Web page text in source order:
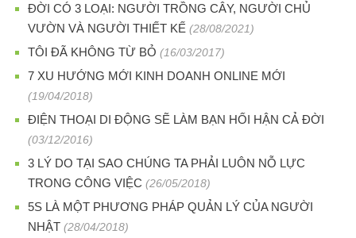
ĐỜI CÓ 3 LOẠI: NGƯỜI TRỒNG CÂY, NGƯỜI CHỦ
VƯỜN VÀ NGƯỜI THIẾT KẾ (28/08/2021)
TÔI ĐÃ KHÔNG TỪ BỎ (16/03/2017)
7 XU HƯỚNG MỚI KINH DOANH ONLINE MỚI
(19/04/2018)
ĐIỆN THOẠI DI ĐỘNG SẼ LÀM BẠN HỐI HẬN CẢ ĐỜI
(03/12/2016)
3 LÝ DO TẠI SAO CHÚNG TA PHẢI LUÔN NỖ LỰC
TRONG CÔNG VIỆC (26/05/2018)
5S LÀ MỘT PHƯƠNG PHÁP QUẢN LÝ CỦA NGƯỜI
NHẬT (28/04/2018)